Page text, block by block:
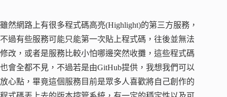
雖然網路上有很多程式碼高亮(Highlight)的第三方服務，
不過有些服務可能只能第一次貼上程式碼，往後並無法
修改，或者是服務比較小怕哪邊突然收攤，這些程式碼
也會全都不見，不過若是由GitHub提供，我想我們可以
放心點，畢竟這個服務目前是眾多人喜歡將自己創作的